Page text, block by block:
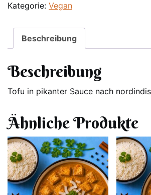
Kategorie: Vegan
Beschreibung
Beschreibung
Tofu in pikanter Sauce nach
Ähnliche Produkte